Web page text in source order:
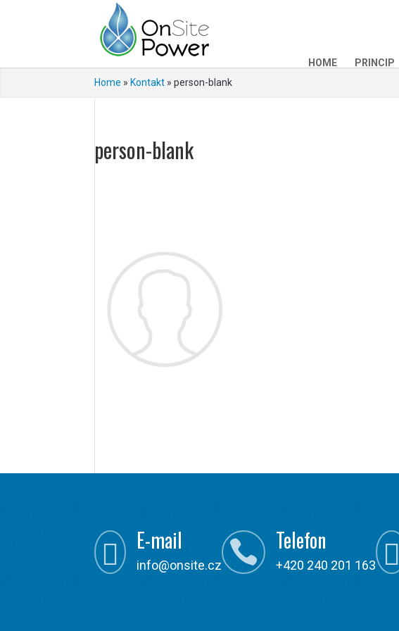
HOME PRINCIP
Home » Kontakt »person-blank
person-blank
 E-mail
info@onsite.cz  Telefon
+420 240 201 163 